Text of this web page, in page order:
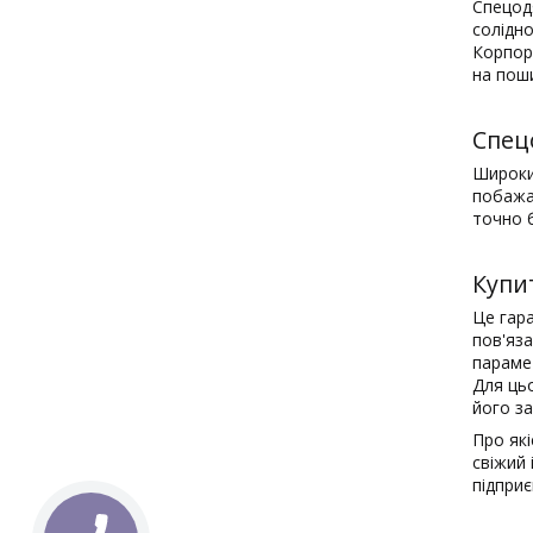
на
точно
Це
Для
його
Про
свіжий